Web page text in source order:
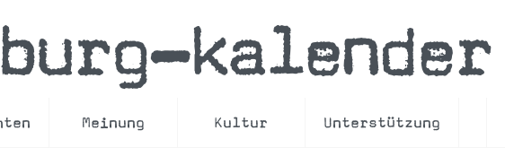
–kalender
Meinung Kultur Unterstützung